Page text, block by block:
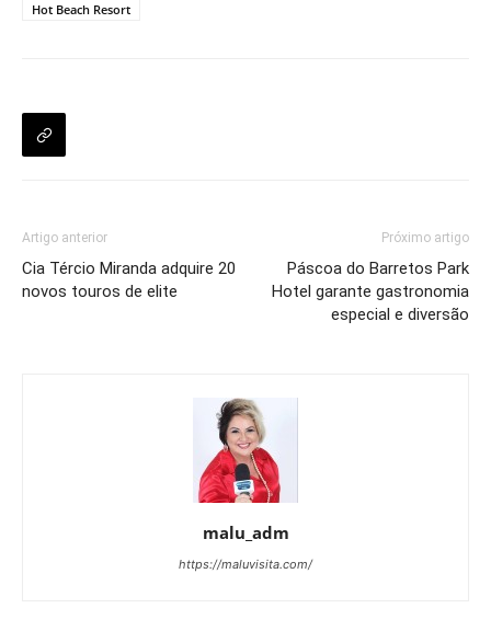
Hot Beach Resort
Artigo anterior
Cia Tércio Miranda adquire 20
novos touros de elite
Próximo artigo
Páscoa do Barretos Park
Hotel garante gastronomia
especial e diversão
malu_adm
https://maluvisita.com/